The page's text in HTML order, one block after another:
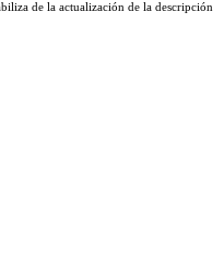
de la actualización de la descripción